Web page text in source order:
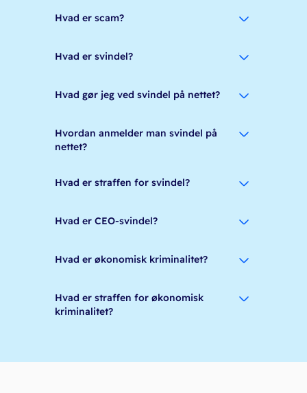
Hvad er scam?
Hvad er svindel?
Hvad gør jeg ved svindel på nettet?
Hvordan anmelder man svindel på
nettet?
Hvad er straffen for svindel?
Hvad er CEO-svindel?
Hvad er økonomisk kriminalitet?
Hvad er straffen for økonomisk
kriminalitet?